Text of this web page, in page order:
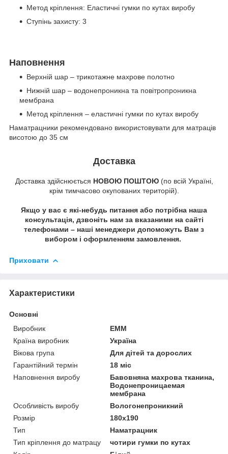
Метод кріплення: Еластичні гумки по кутах виробу
Ступінь захисту: 3
Наповнення
Верхній шар – трикотажне махрове полотно
Нижній шар – водонепроникна та повітропроникна
мембрана
Метод кріплення – еластичні гумки по кутах виробу
Наматрацники рекомендовано використовувати для матраців
висотою до 35 см
Доставка
Доставка здійснюється НОВОЮ ПОШТОЮ(по всій Україні,
крім тимчасово окупованих територій).
Якщо у вас є які-небудь питання або потрібна наша
консультація, дзвоніть нам за вказаними на сайті
телефонами – наші менеджери допоможуть Вам з
вибором і оформленням замовлення.
Приховати
Характеристики
Основні
Виробник
ЕММ
Країна виробник
Україна
Вікова група
Для дітей та дорослих
Гарантійний термін
18 міс
Наповнення виробу
Бавовняна махрова тканина,
Водонепроницаемая
мембрана
Особливість виробу
Вологонепроникний
Розмір
180x190
Тип
Наматрацник
Тип кріплення до матрацу
чотири гумки по кутах